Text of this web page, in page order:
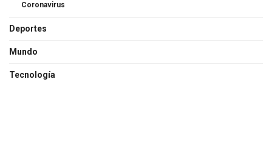
Coronavirus
Deportes
Mundo
Tecnología